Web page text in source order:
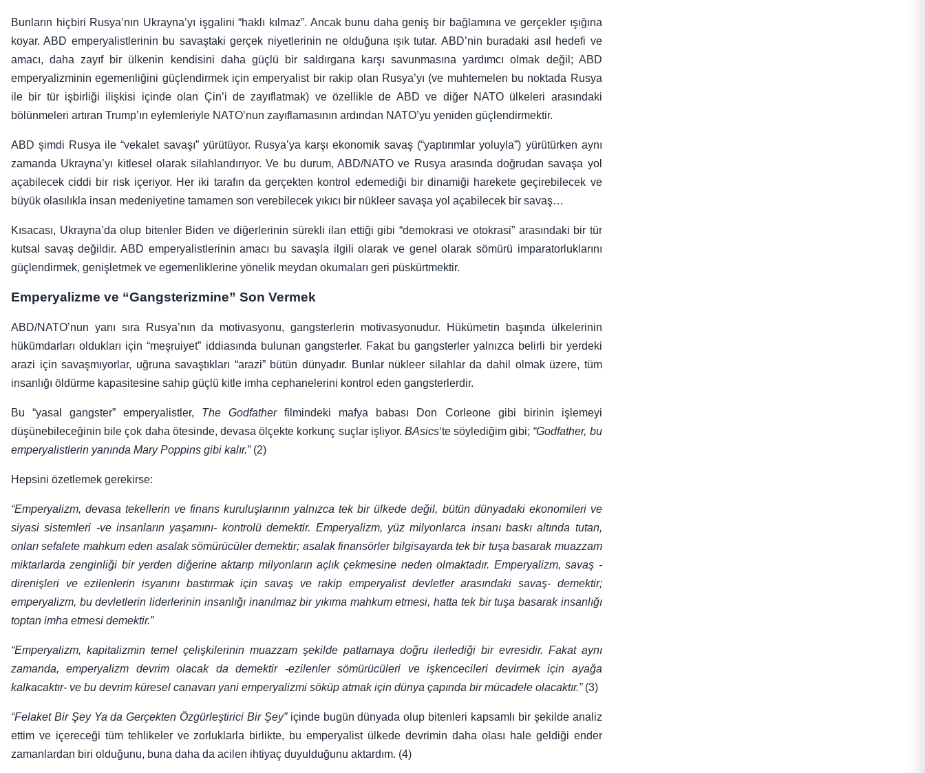
Bunların hiçbiri Rusya’nın Ukrayna’yı işgalini “haklı kılmaz”. Ancak bunu daha geniş bir bağlamına ve gerçekler ışığına
koyar. ABD emperyalistlerinin bu savaştaki gerçek niyetlerinin ne olduğuna ışık tutar. ABD’nin buradaki asıl hedefi ve
amacı, daha zayıf bir ülkenin kendisini daha güçlü bir saldırgana karşı savunmasına yardımcı olmak değil; ABD
emperyalizminin egemenliğini güçlendirmek için emperyalist bir rakip olan Rusya’yı (ve muhtemelen bu noktada Rusya
ile bir tür işbirliği ilişkisi içinde olan Çin’i de zayıflatmak) ve özellikle de ABD ve diğer NATO ülkeleri arasındaki
bölünmeleri artıran Trump’ın eylemleriyle NATO’nun zayıflamasının ardından NATO’yu yeniden güçlendirmektir.
ABD şimdi Rusya ile “vekalet savaşı” yürütüyor. Rusya’ya karşı ekonomik savaş (“yaptırımlar yoluyla”) yürütürken aynı
zamanda Ukrayna’yı kitlesel olarak silahlandırıyor. Ve bu durum, ABD/NATO ve Rusya arasında doğrudan savaşa yol
açabilecek ciddi bir risk içeriyor. Her iki tarafın da gerçekten kontrol edemediği bir dinamiği harekete geçirebilecek ve
büyük olasılıkla insan medeniyetine tamamen son verebilecek yıkıcı bir nükleer savaşa yol açabilecek bir savaş…
Kısacası, Ukrayna’da olup bitenler Biden ve diğerlerinin sürekli ilan ettiği gibi “demokrasi ve otokrasi” arasındaki bir tür
kutsal savaş değildir. ABD emperyalistlerinin amacı bu savaşla ilgili olarak ve genel olarak sömürü imparatorluklarını
güçlendirmek, genişletmek ve egemenliklerine yönelik meydan okumaları geri püskürtmektir.
Emperyalizme ve “Gangsterizmine” Son Vermek
ABD/NATO’nun yanı sıra Rusya’nın da motivasyonu, gangsterlerin motivasyonudur. Hükümetin başında ülkelerinin
hükümdarları oldukları için “meşruiyet” iddiasında bulunan gangsterler. Fakat bu gangsterler yalnızca belirli bir yerdeki
arazi için savaşmıyorlar, uğruna savaştıkları “arazi” bütün dünyadır. Bunlar nükleer silahlar da dahil olmak üzere, tüm
insanlığı öldürme kapasitesine sahip güçlü kitle imha cephanelerini kontrol eden gangsterlerdir.
Bu “yasal gangster” emperyalistler, The Godfatherfilmindeki mafya babası Don Corleone gibi birinin işlemeyi
düşünebileceğinin bile çok daha ötesinde, devasa ölçekte korkunç suçlar işliyor. BAsics‘te söylediğim gibi; “Godfather, bu
emperyalistlerin yanında Mary Poppins gibi kalır.” (2)
Hepsini özetlemek gerekirse:
“Emperyalizm, devasa tekellerin ve finans kuruluşlarının yalnızca tek bir ülkede değil, bütün dünyadaki ekonomileri ve
siyasi sistemleri -ve insanların yaşamını- kontrolü demektir. Emperyalizm, yüz milyonlarca insanı baskı altında tutan,
onları sefalete mahkum eden asalak sömürücüler demektir; asalak finansörler bilgisayarda tek bir tuşa basarak muazzam
miktarlarda zenginliği bir yerden diğerine aktarıp milyonların açlık çekmesine neden olmaktadır. Emperyalizm, savaş -
direnişleri ve ezilenlerin isyanını bastırmak için savaş ve rakip emperyalist devletler arasındaki savaş- demektir;
emperyalizm, bu devletlerin liderlerinin insanlığı inanılmaz bir yıkıma mahkum etmesi, hatta tek bir tuşa basarak insanlığı
toptan imha etmesi demektir.”
“Emperyalizm, kapitalizmin temel çelişkilerinin muazzam şekilde patlamaya doğru ilerlediği bir evresidir. Fakat aynı
zamanda, emperyalizm devrim olacak da demektir -ezilenler sömürücüleri ve işkencecileri devirmek için ayağa
kalkacaktır- ve bu devrim küresel canavarı yani emperyalizmi söküp atmak için dünya çapında bir mücadele olacaktır.”(3)
“Felaket Bir Şey Ya da Gerçekten Özgürleştirici Bir Şey”içinde bugün dünyada olup bitenleri kapsamlı bir şekilde analiz
ettim ve içereceği tüm tehlikeler ve zorluklarla birlikte, bu emperyalist ülkede devrimin daha olası hale geldiği ender
zamanlardan biri olduğunu, buna daha da acilen ihtiyaç duyulduğunu aktardım. (4)